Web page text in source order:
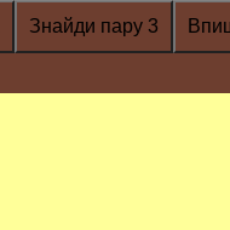
Знайди пару 3